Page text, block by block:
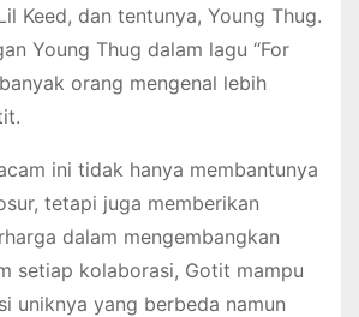
Keed, dan tentunya, Young Thug.
Young Thug dalam lagu “For
orang mengenal lebih
ini tidak hanya membantunya
tetapi juga memberikan
dalam mengembangkan
setiap kolaborasi, Gotit mampu
uniknya yang berbeda namun